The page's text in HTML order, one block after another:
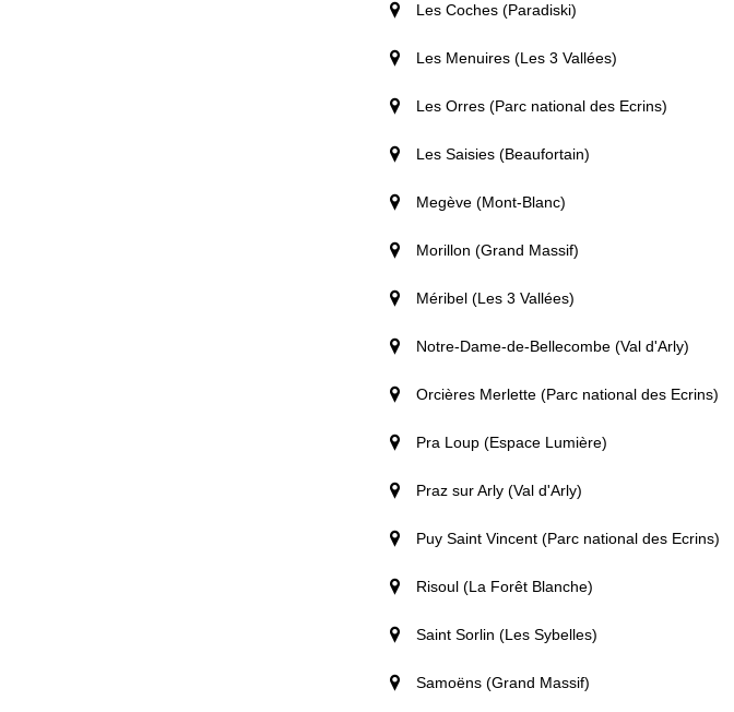
Les Coches (Paradiski)
Les Menuires (Les 3 Vallées)
Les Orres (Parc national des Ecrins)
Les Saisies (Beaufortain)
Megève (Mont-Blanc)
Morillon (Grand Massif)
Méribel (Les 3 Vallées)
Notre-Dame-de-Bellecombe (Val d'Arly)
Orcières Merlette (Parc national des Ecrins)
Pra Loup (Espace Lumière)
Praz sur Arly (Val d'Arly)
Puy Saint Vincent (Parc national des Ecrins)
Risoul (La Forêt Blanche)
Saint Sorlin (Les Sybelles)
Samoëns (Grand Massif)